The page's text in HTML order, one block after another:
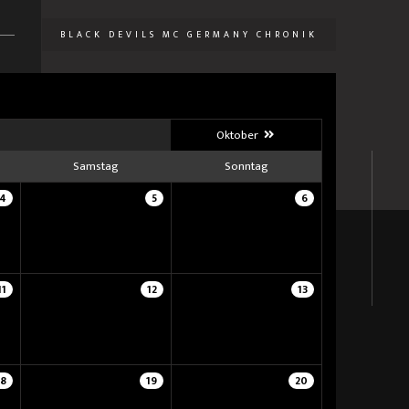
BLACK DEVILS MC GERMANY CHRONIK
Oktober
Samstag Sonntag
4 5 6
12 13
19 20